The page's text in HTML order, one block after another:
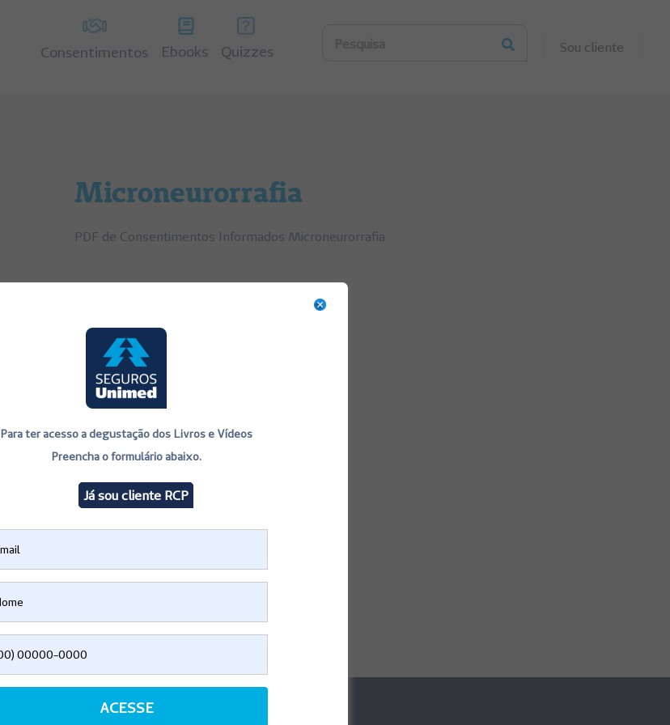
Consentimentos Ebooks Quizzes Sou cliente
Microneurorrafia
PDF de Consentimentos Informados Microneurorrafia
Saúde
Para ter acesso a degustação dos Livros e Vídeos
Preencha o formulário abaixo.
Já sou cliente RCP